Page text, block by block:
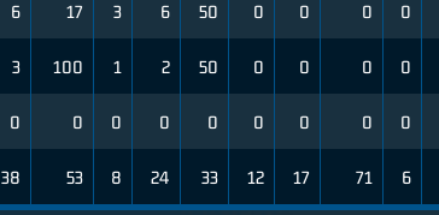
6 17 3 6 50 0 0 0 0
3 100 1 2 50 0 0 0 0
0 0 0 0 0 0 0 0 0
38 53 8 24 33 12 17 71 6